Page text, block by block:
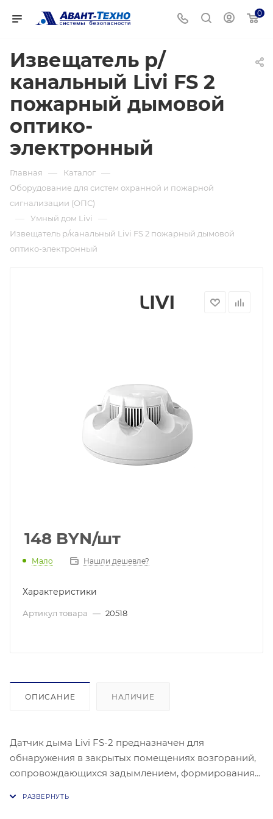
0
Извещатель р/
канальный Livi FS 2
пожарный дымовой
оптико-
электронный
Главная — Каталог —
Оборудование для систем охранной и пожарной
сигнализации (ОПС)
— Умный дом Livi —
Извещатель р/канальный Livi FS 2 пожарный дымовой
оптико-электронный
148 BYN/шт
Мало Нашли дешевле?
Характеристики
Артикул товара — 20518
ОПИСАНИЕ НАЛИЧИЕ
Датчик дыма Livi FS-2 предназначен для
обнаружения в закрытых помещениях возгораний,
сопровождающихся задымлением, формирования